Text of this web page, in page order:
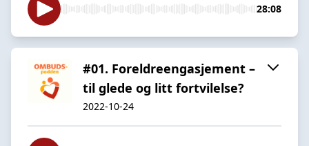
28:08
#01. Foreldreengasjement –
til glede og litt fortvilelse?
2022-10-24